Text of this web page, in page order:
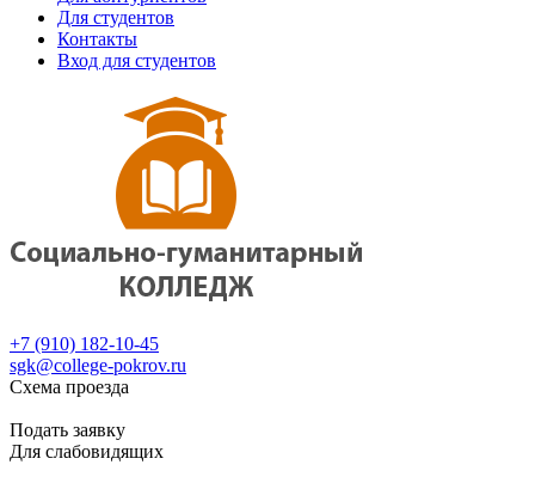
Для студентов
Контакты
Вход для студентов
+7 (910) 182-10-45
sgk@college-pokrov.ru
Схема проезда
Подать заявку
Для слабовидящих